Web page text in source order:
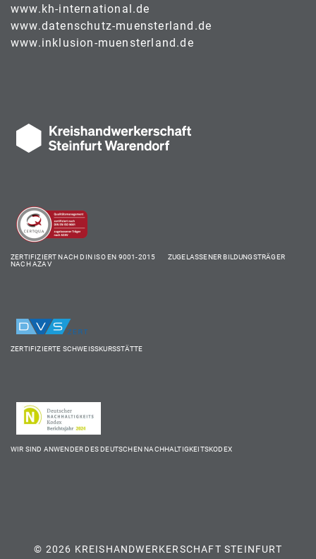
www.kh-international.de
www.datenschutz-muensterland.de
www.inklusion-muensterland.de
ZERTIFIZIERT NACH DIN ISO EN 9001-2015 ZUGELASSENER BILDUNGSTRÄGER
NACH AZAV
ZERTIFIZIERTE SCHWEISSKURSSTÄTTE
WIR SIND ANWENDER DES DEUTSCHEN NACHHALTIGKEITSKODEX
© 2026 KREISHANDWERKERSCHAFT STEINFURT